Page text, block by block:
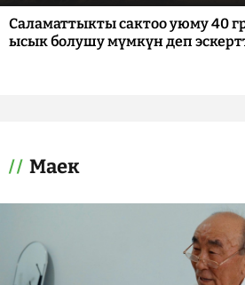
Саламаттыкты сактоо уюму 40
ысык болушу мүмкүн деп
Маек